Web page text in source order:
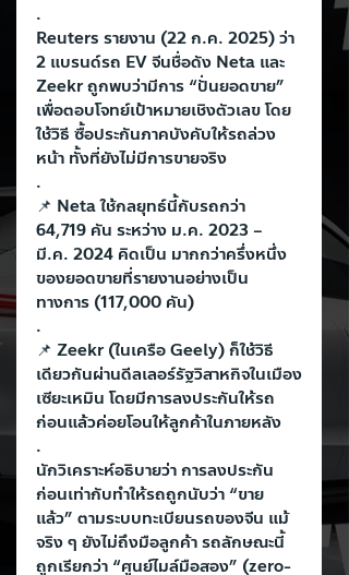
.
Reuters รายงาน (22 ก.ค. 2025) ว่า
2 แบรนด์รถ EV จีนชื่อดัง Neta และ
Zeekr ถูกพบว่ามีการ “ปั่นยอดขาย”
เพื่อตอบโจทย์เป้าหมายเชิงตัวเลข โดย
ใช้วิธี ซื้อประกันภาคบังคับให้รถล่วง
หน้า ทั้งที่ยังไม่มีการขายจริง
.
📌 Neta ใช้กลยุทธ์นี้กับรถกว่า
64,719 คัน ระหว่าง ม.ค. 2023 –
มี.ค. 2024 คิดเป็น มากกว่าครึ่งหนึ่ง
ของยอดขายที่รายงานอย่างเป็น
ทางการ (117,000 คัน)
.
📌 Zeekr (ในเครือ Geely) ก็ใช้วิธี
เดียวกันผ่านดีลเลอร์รัฐวิสาหกิจในเมือง
เซียะเหมิน โดยมีการลงประกันให้รถ
ก่อนแล้วค่อยโอนให้ลูกค้าในภายหลัง
.
นักวิเคราะห์อธิบายว่า การลงประกัน
ก่อนเท่ากับทำให้รถถูกนับว่า “ขาย
แล้ว” ตามระบบทะเบียนรถของจีน แม้
จริง ๆ ยังไม่ถึงมือลูกค้า รถลักษณะนี้
ถูกเรียกว่า “ศูนย์ไมล์มือสอง” (zero-